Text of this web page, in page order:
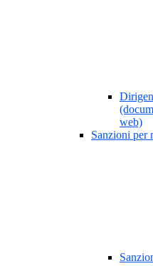
web)
Sanzioni per